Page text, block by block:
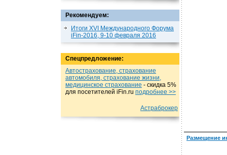
Рекомендуем:
Итоги XVI Международного Форума
iFin-2016, 9-10 февраля 2016
Спецпредложение:
Автострахование, страхование
автомобиля, страхование жизни,
медицинское страхование - cкидка 5%
для посетителей iFin.ru подробнеe >>
Астраброкер
Размещение